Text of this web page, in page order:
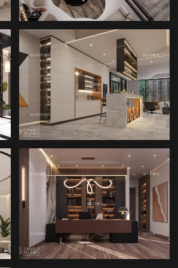
ve havalandırılmış iç
Bu evler genellikle
olanak tanır,
iç mekânı dış çevreyle
hem de yaşam alanlarının
ve odalar arasında akıcı bir
yüksekliğe sahip oturma ve
kadar her unsur lüksü ve
sistemi, gökyüzü villanın
kesintisiz bir deneyim
MINIMALIST VILLA
İÇ MEKANLARI
AKILLI EV VILLA İÇ